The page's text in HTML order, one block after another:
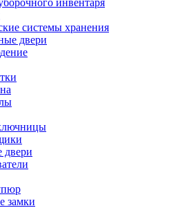
системы хранения
двери
двери
замки